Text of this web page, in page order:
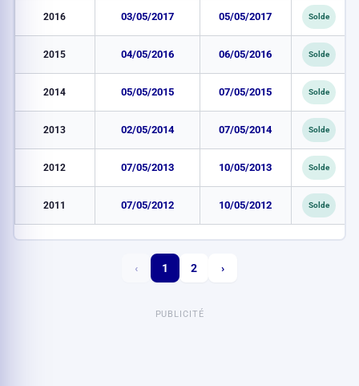
2016 03/05/2017 05/05/2017 Solde
2015 04/05/2016 06/05/2016 Solde
2014 05/05/2015 07/05/2015 Solde
2013 02/05/2014 07/05/2014 Solde
2012 07/05/2013 10/05/2013 Solde
2011 07/05/2012 10/05/2012 Solde
‹ 1 2 ›
PUBLICITÉ